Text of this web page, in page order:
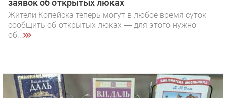
заявок об открытых люках
Жители Копейска теперь могут в любое время суток
сообщить об открытых люках — для этого нужно
об...